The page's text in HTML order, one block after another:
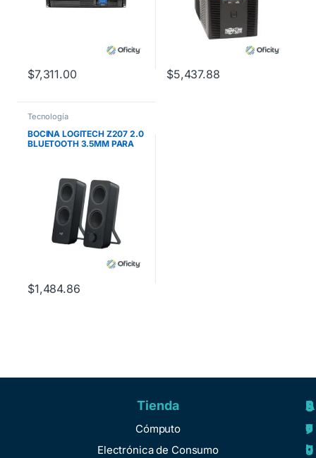
$7,311.00 $5,437.88
Tecnología
BOCINA LOGITECH Z207 2.0
BLUETOOTH 3.5MM PARA
$1,484.86
Tienda
Cómputo
Electrónica de Consumo
A
y
u
S
o
b
R
e
g
S
e
r